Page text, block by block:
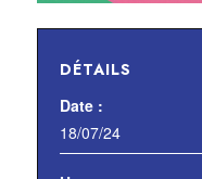
DÉTAILS
Date :
18/07/24